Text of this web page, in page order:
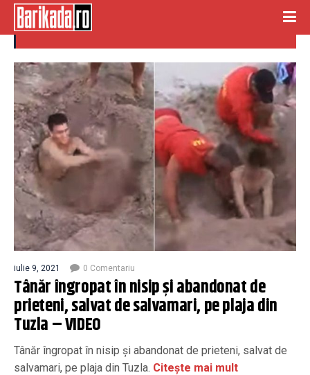
TANAR INGROPAT IN NISIP
iulie 9, 2021 0 Comentariu
Tânăr îngropat în nisip și abandonat de
prieteni, salvat de salvamari, pe plaja din
Tuzla – VIDEO
Tânăr îngropat în nisip și abandonat de prieteni, salvat de
salvamari, pe plaja din Tuzla. Citește mai mult